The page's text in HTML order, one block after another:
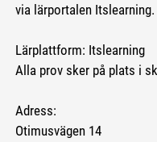
via lärportalen Itslearning.
Lärplattform: Itslearning
Alla prov sker på plats i
Adress:
Otimusvägen 14